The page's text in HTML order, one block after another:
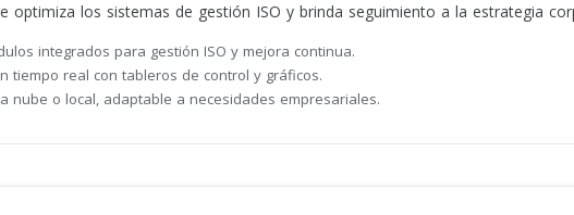
optimiza los sistemas de gestión ISO y brinda seguimiento a la estrategia
integrados para gestión ISO y mejora continua.
tiempo real con tableros de control y gráficos.
nube o local, adaptable a necesidades empresariales.